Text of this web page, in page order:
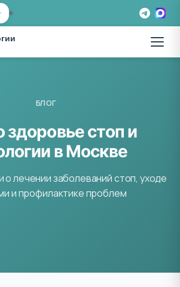
БЛОГ
здоровье стоп и
в Москве
о лечении заболеваний стоп, уходе
и профилактике проблем